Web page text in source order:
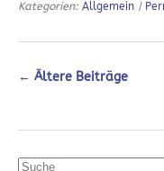
Kategorien: Allgemein |
← Ältere Beiträge
Suchen